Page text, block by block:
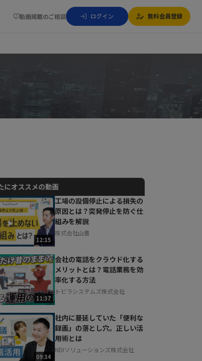
動画掲載のご相談 ログイン 無料会員登録
でご紹介しているサービスについて
軽にご相談・ご質問いただけます！
30秒でお申し込み可能
相談を希望する 無料
にオススメの動画
12:15
工場の設備停止による損失の
原因とは？突発停止を防ぐ仕
組みを解説
株式会社山善
11:37
会社の電話をクラウド化する
メリットとは？電話業務を効
率化する方法
トビラシステムズ株式会社
09:34
社内に蔓延していた「便利な
録画」の落とし穴。正しい活
用術とは
NDIソリューションズ株式会社